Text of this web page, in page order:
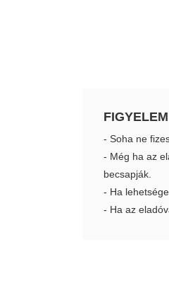
- Soha ne
- Még ha az
becsapják.
- Ha
- Ha az